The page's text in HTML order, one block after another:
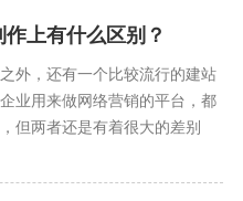
上有什么区别？
外，还有一个比较流行的建站
业用来做网络营销的平台，都
但两者还是有着很大的差别